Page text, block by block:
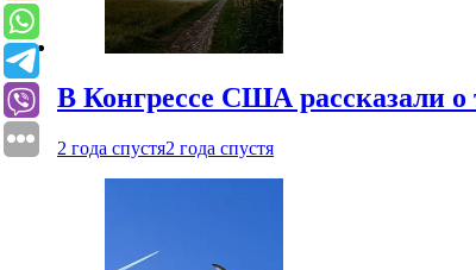
В Конгрессе США рассказали
2 года спустя2 года спустя